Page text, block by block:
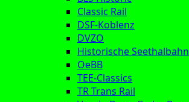
Classic Rail
DSF-Koblenz
DVZO
Historische Seethalbahn
OeBB
TEE-Classics
TR Trans Rail